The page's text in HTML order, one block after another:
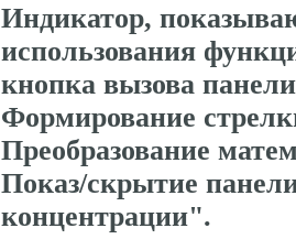
Индикатор,
использования
кнопка вызова
Формирование
Преобразование
Показ/скрытие
концентрации".